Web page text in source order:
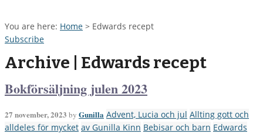
You are here: Home > Edwards recept
Subscribe
Archive | Edwards recept
Bokförsäljning julen 2023
27 november, 2023 by Gunilla Advent, Lucia och jul Allting gott och
alldeles för mycket av Gunilla Kinn Bebisar och barn Edwards